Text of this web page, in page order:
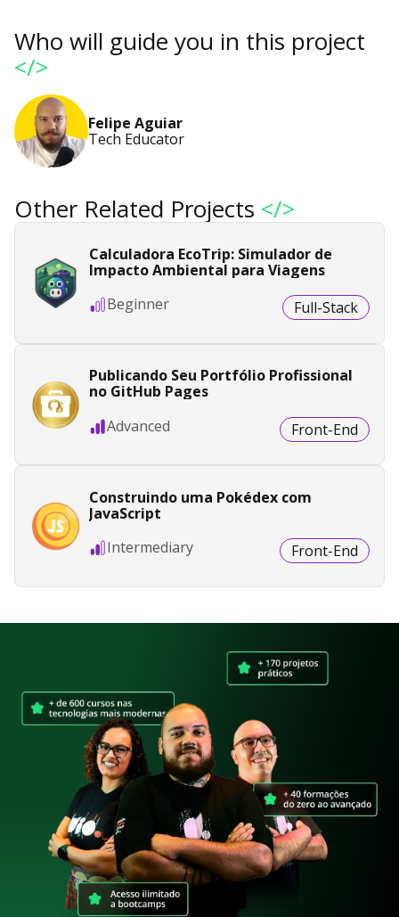
Who will guide you in this project
</>
Felipe Aguiar
Tech Educator
Other Related Projects </>
Calculadora EcoTrip: Simulador de
Impacto Ambiental para Viagens
Beginner
Full-Stack
Publicando Seu Portfólio Profissional
no GitHub Pages
Advanced
Front-End
Construindo uma Pokédex com
JavaScript
Intermediary
Front-End